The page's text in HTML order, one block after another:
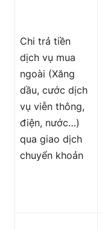
Chi trả tiền
dịch vụ mua
ngoài (Xăng
dầu, cước dịch
vụ viễn thông,
điện, nước…)
qua giao dịch
chuyển khoản